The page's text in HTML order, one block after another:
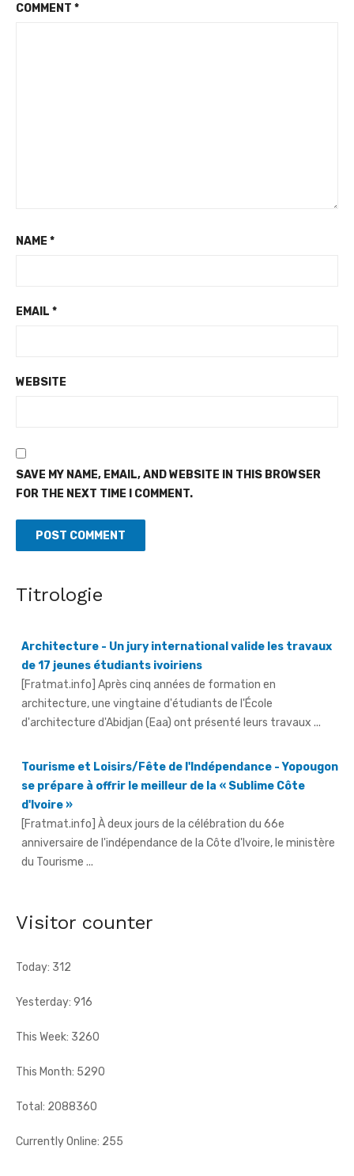
COMMENT *
NAME *
EMAIL *
WEBSITE
SAVE MY NAME, EMAIL, AND WEBSITE IN THIS BROWSER
FOR THE NEXT TIME I COMMENT.
Titrologie
Architecture - Un jury international valide les travaux
[Fratmat.info] Après cinq années de formation en
architecture, une vingtaine d'étudiants de l'École
d'architecture d'Abidjan (Eaa) ont présenté leurs travaux ...
Tourisme et Loisirs/Fête de l'Indépendance - Yopougon
d'Ivoire »
[Fratmat.info] À deux jours de la célébration du 66e
anniversaire de l'indépendance de la Côte d'Ivoire, le ministère
du Tourisme ...
Fête de l'indépendance - L'Inde à l'honneur, avec un
contingent militaire au défilé
Visitor counter
Today: 312
Yesterday: 916
This Week: 3260
This Month: 5290
Total: 2088360
Currently Online: 255